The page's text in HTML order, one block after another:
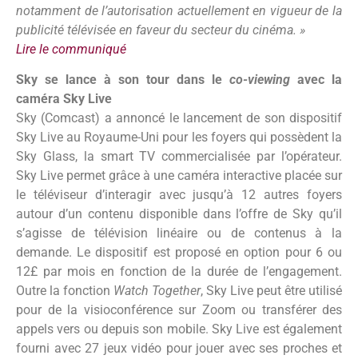
notamment de l’autorisation actuellement en vigueur de la
publicité télévisée en faveur du secteur du cinéma. »
Lire le communiqué
Sky se lance à son tour dans le co-viewing avec la
caméra Sky Live
Sky (Comcast) a annoncé le lancement de son dispositif
Sky Live au Royaume-Uni pour les foyers qui possèdent la
Sky Glass, la smart TV commercialisée par l’opérateur.
Sky Live permet grâce à une caméra interactive placée sur
le téléviseur d’interagir avec jusqu’à 12 autres foyers
autour d’un contenu disponible dans l’offre de Sky qu’il
s’agisse de télévision linéaire ou de contenus à la
demande. Le dispositif est proposé en option pour 6 ou
12£ par mois en fonction de la durée de l’engagement.
Outre la fonction Watch Together, Sky Live peut être utilisé
pour de la visioconférence sur Zoom ou transférer des
appels vers ou depuis son mobile. Sky Live est également
fourni avec 27 jeux vidéo pour jouer avec ses proches et